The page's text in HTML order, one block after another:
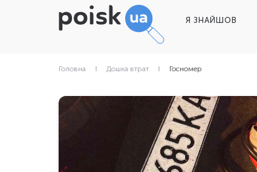
Я ЗНАЙШОВ
Головна Дошка втрат Госномер